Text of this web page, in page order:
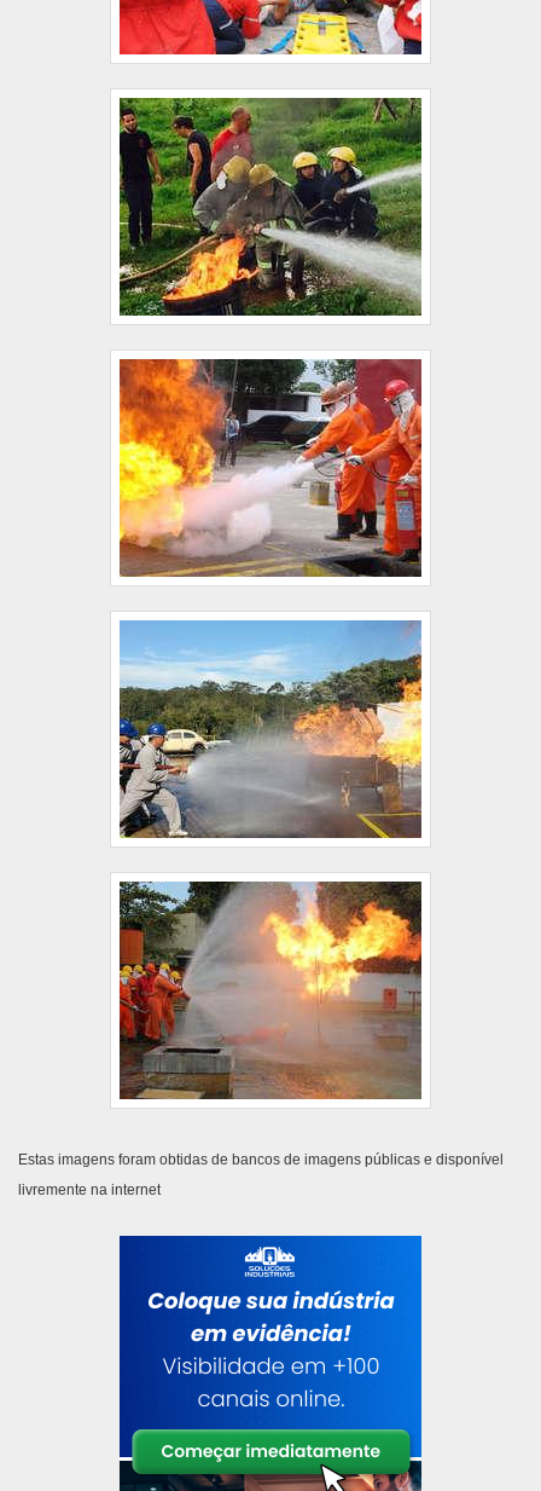
Estas imagens foram obtidas de bancos de imagens públicas e disponível
livremente na internet